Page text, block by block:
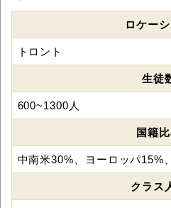
ロケー
トロント
生徒
600~1300人
国籍
中南米30%、ヨーロッパ15%
クラス